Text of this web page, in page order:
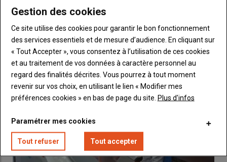
LES PLUS LUS
Gestion des cookies
Ce site utilise des cookies pour garantir le bon fonctionnement
des services essentiels et de mesure d’audience. En cliquant sur
« Tout Accepter », vous consentez à l’utilisation de ces cookies
et au traitement de vos données à caractère personnel au
regard des finalités décrites. Vous pourrez à tout moment
revenir sur vos choix, en utilisant le lien « Modifier mes
préférences cookies » en bas de page du site. Plus d'infos
Paramétrer mes cookies
Tout refuser Tout accepter